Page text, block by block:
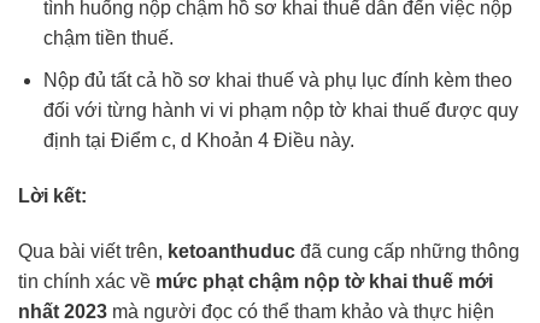
tình huống nộp chậm hồ sơ khai thuế dẫn đến việc nộp
chậm tiền thuế.
Nộp đủ tất cả hồ sơ khai thuế và phụ lục đính kèm theo
đối với từng hành vi vi phạm nộp tờ khai thuế được quy
định tại Điểm c, d Khoản 4 Điều này.
Lời kết:
Qua bài viết trên, ketoanthuduc đã cung cấp những thông
tin chính xác về mức phạt chậm nộp tờ khai thuế mới
nhất 2023 mà người đọc có thể tham khảo và thực hiện